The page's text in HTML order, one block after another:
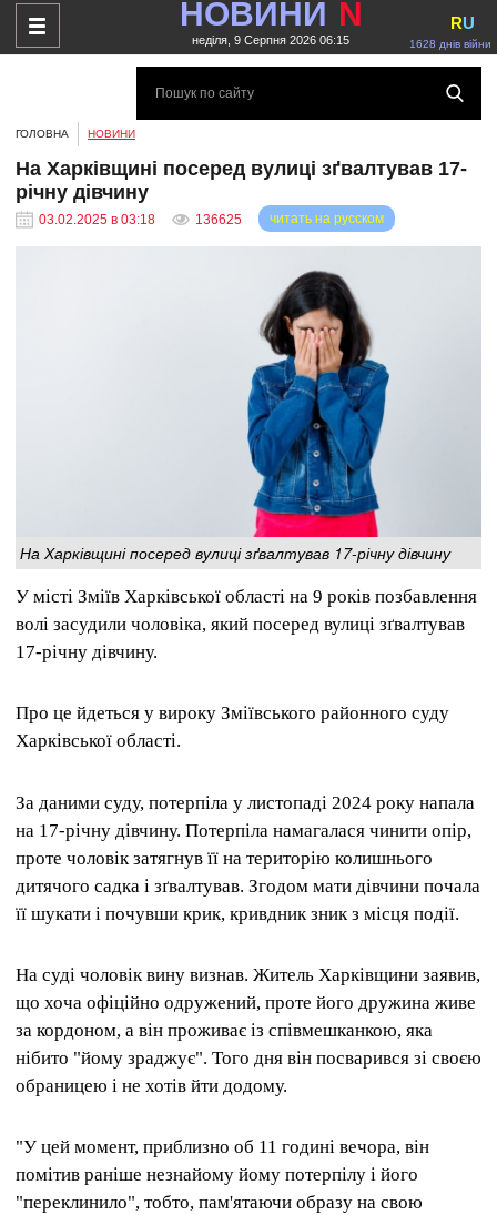
НОВИНИ N
неділя, 9 Серпня 2026 06:15 1628 днів війни
RU
ГОЛОВНА НОВИНИ
На Харківщині посеред вулиці зґвалтував 17-
річну дівчину
03.02.2025 в 03:18 136625 читать на русском
На Харківщині посеред вулиці зґвалтував 17-річну дівчину
У місті Зміїв Харківської області на 9 років позбавлення
волі засудили чоловіка, який посеред вулиці зґвалтував
17-річну дівчину.
Про це йдеться у вироку Зміївського районного суду
Харківської області.
За даними суду, потерпіла у листопаді 2024 року напала
на 17-річну дівчину. Потерпіла намагалася чинити опір,
проте чоловік затягнув її на територію колишнього
дитячого садка і зґвалтував. Згодом мати дівчини почала
її шукати і почувши крик, кривдник зник з місця події.
На суді чоловік вину визнав. Житель Харківщини заявив,
що хоча офіційно одружений, проте його дружина живе
за кордоном, а він проживає із співмешканкою, яка
нібито "йому зраджує". Того дня він посварився зі своєю
обраницею і не хотів йти додому.
"У цей момент, приблизно об 11 годині вечора, він
помітив раніше незнайому йому потерпілу і його
"переклинило", тобто, пам'ятаючи образу на свою